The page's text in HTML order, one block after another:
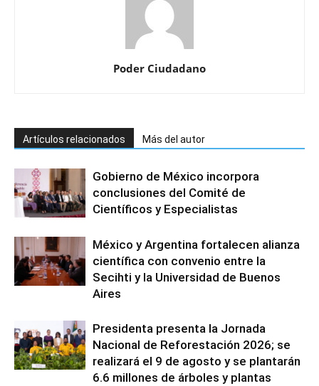
Poder Ciudadano
Artículos relacionados Más del autor
Gobierno de México incorpora
conclusiones del Comité de
Científicos y Especialistas
México y Argentina fortalecen alianza
científica con convenio entre la
Secihti y la Universidad de Buenos
Aires
Presidenta presenta la Jornada
Nacional de Reforestación 2026; se
realizará el 9 de agosto y se plantarán
6.6 millones de árboles y plantas